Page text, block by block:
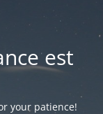
est
your patience!